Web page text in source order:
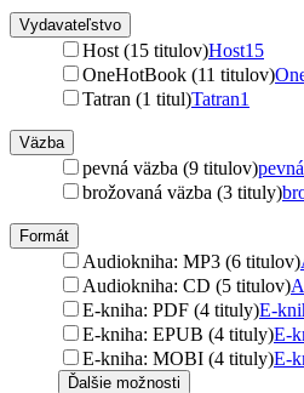
Vydavateľstvo
Host (15 titulov)Host15
OneHotBook (11 titulov)
Tatran (1 titul)Tatran1
Väzba
pevná väzba (9 titulov)
brožovaná väzba (3 tituly)
Formát
Audiokniha: MP3 (6 titulov)
Audiokniha: CD (5 titulov)
E-kniha: PDF (4 tituly)E-
E-kniha: EPUB (4 tituly)E-
E-kniha: MOBI (4 tituly)E-
Ďalšie možnosti